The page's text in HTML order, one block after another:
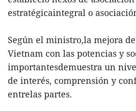
estratégicaintegral o
Según el ministro,la mejora
Vietnam con las potencias y
importantesdemuestra un
de interés, comprensión y
entrelas partes.